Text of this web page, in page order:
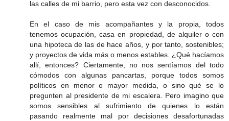
las calles de mi barrio, pero esta vez con desconocidos.
En el caso de mis acompañantes y la propia, todos
tenemos ocupación, casa en propiedad, de alquiler o con
una hipoteca de las de hace años, y por tanto, sostenibles;
y proyectos de vida más o menos estables. ¿Qué hacíamos
allí, entonces? Ciertamente, no nos sentíamos del todo
cómodos con algunas pancartas, porque todos somos
políticos en menor o mayor medida, o sino qué se lo
pregunten al presidente de mi escalera. Pero imagino que
somos sensibles al sufrimiento de quienes lo están
pasando realmente mal por decisiones desafortunadas